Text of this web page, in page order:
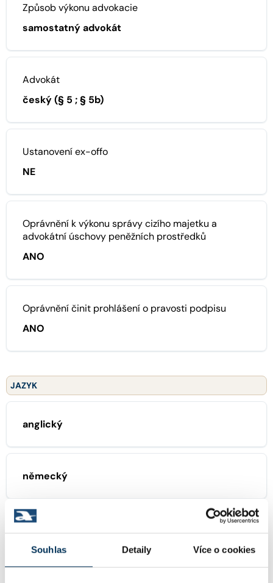
Souhlas Detaily Více o cookies
Způsob výkonu advokacie
samostatný advokát
Advokát
český (§ 5 ; § 5b)
Ustanovení ex-offo
NE
Oprávnění k výkonu správy cizího majetku a
advokátní úschovy peněžních prostředků
ANO
Oprávnění činit prohlášení o pravosti podpisu
ANO
JAZYK
anglický
německý
ZAMĚŘENÍ
28 obchodní právo mezinárodní, práva z